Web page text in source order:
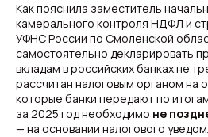
Как пояснила заместитель
камерального контроля НДФЛ и
УФНС России по Смоленской
самостоятельно декларировать
вкладам в российских банках не
рассчитан налоговым органом на
которые банки передают по
за 2025 год необходимо не
— на основании налогового